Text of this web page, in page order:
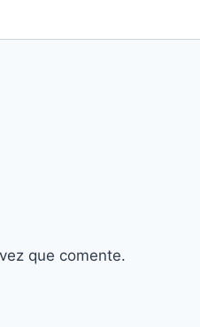
que comente.